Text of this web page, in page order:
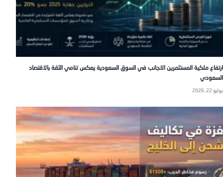
ارتفاع ملكية المستثمرين الاجانب في السوق السعودية يعكس تنامي الثقة بالاقتصاد
السعودي
يوليو 22, 2026